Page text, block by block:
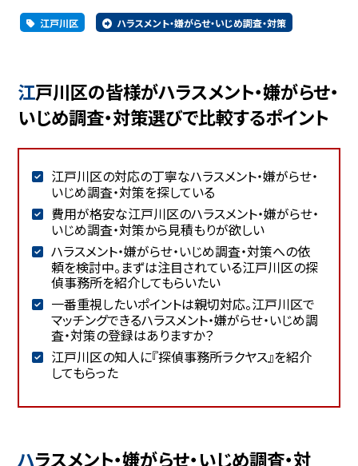
江戸川区 ハラスメント・嫌がらせ・いじめ調査・対策
江戸川区の皆様がハラスメント・嫌がらせ・
いじめ調査・対策選びで比較するポイント
江戸川区の対応の丁寧なハラスメント・嫌がらせ・
いじめ調査・対策を探している
費用が格安な江戸川区のハラスメント・嫌がらせ・
いじめ調査・対策から見積もりが欲しい
ハラスメント・嫌がらせ・いじめ調査・対策への依
頼を検討中。まずは注目されている江戸川区の探
偵事務所を紹介してもらいたい
一番重視したいポイントは親切対応。江戸川区で
マッチングできるハラスメント・嫌がらせ・いじめ調
査・対策の登録はありますか？
江戸川区の知人に『探偵事務所ラクヤス』を紹介
してもらった
ハラスメント・嫌がらせ・いじめ調査・対